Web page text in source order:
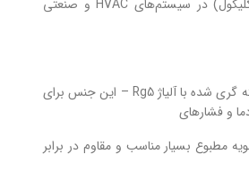
سیال (معمولاً آب یا گلیکول) در سیستم‌های HVAC و صنعتی
جنس بدنه: برنج ریخته گری شده با آلیاژ Rg5 – این جنس برای
و فشارهای
مطبوع بسیار مناسب و مقاوم در برابر